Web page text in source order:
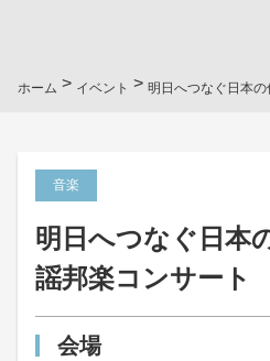
ホーム > イベント > 明日へつなぐ日本
音楽
明日へつなぐ日本
謡邦楽コンサート
会場